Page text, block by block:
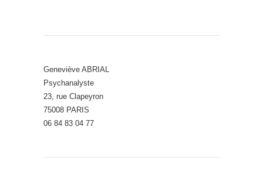
Geneviève ABRIAL
Psychanalyste
23, rue Clapeyron
75008 PARIS
06 84 83 04 77